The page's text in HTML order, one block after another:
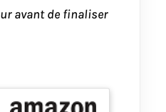
avant de finaliser